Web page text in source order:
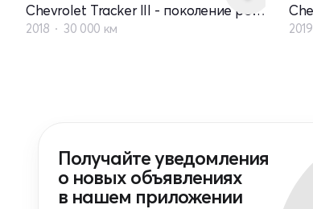
Chevrolet Tracker III - поколение рестайлинг
2018 30 000 км 2019
Получайте уведомления
о новых объявлениях
в нашем приложении